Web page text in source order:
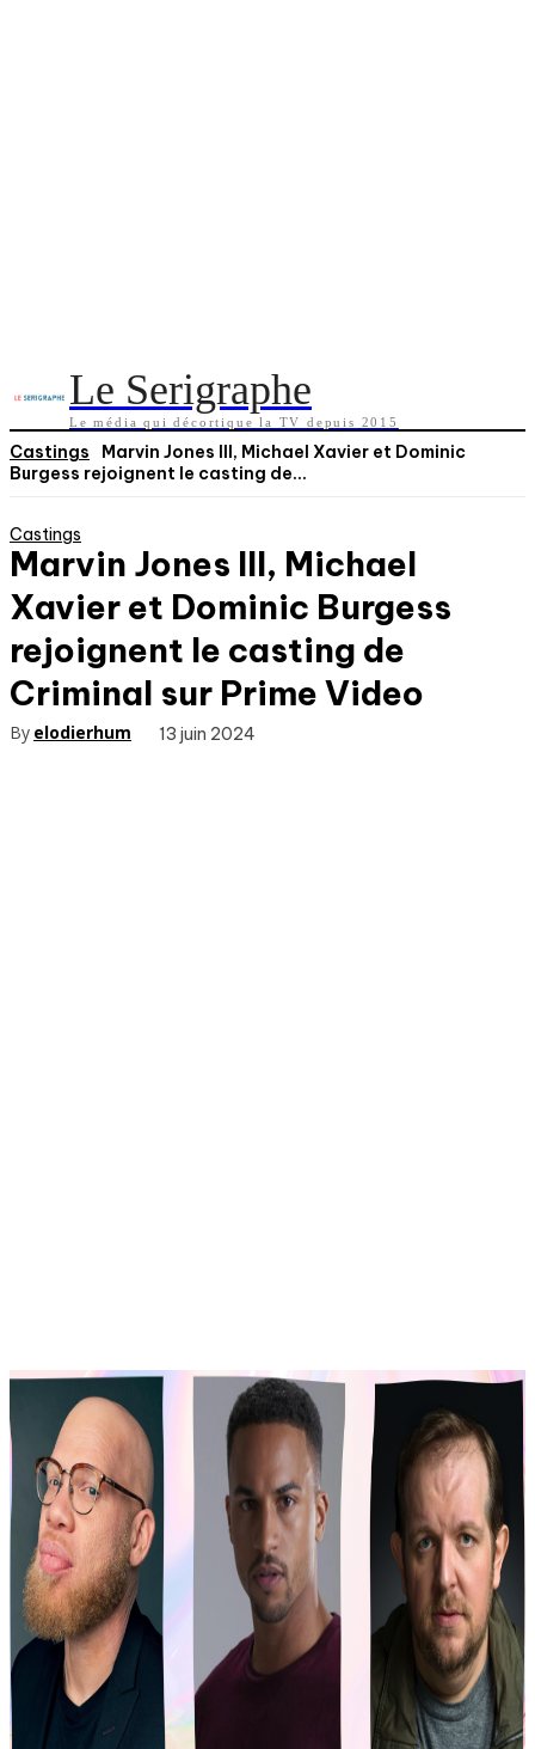
Le Serigraphe
Le média qui décortique la TV depuis 2015
Castings
Marvin Jones III, Michael Xavier et Dominic
Burgess rejoignent le casting de...
Castings
Marvin Jones III, Michael
Xavier et Dominic Burgess
rejoignent le casting de
Criminal sur Prime Video
By elodierhum 13 juin 2024